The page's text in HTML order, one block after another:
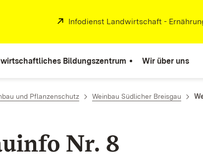
Extern:
Infodienst Landwirtschaft -
Bildungszentrum Wir über uns
und Pflanzenschutz Weinbau Südlicher Breisgau
Nr. 8